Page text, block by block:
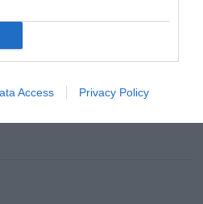
Access Privacy Policy
gratuita
las últimas noticias de actualidad.